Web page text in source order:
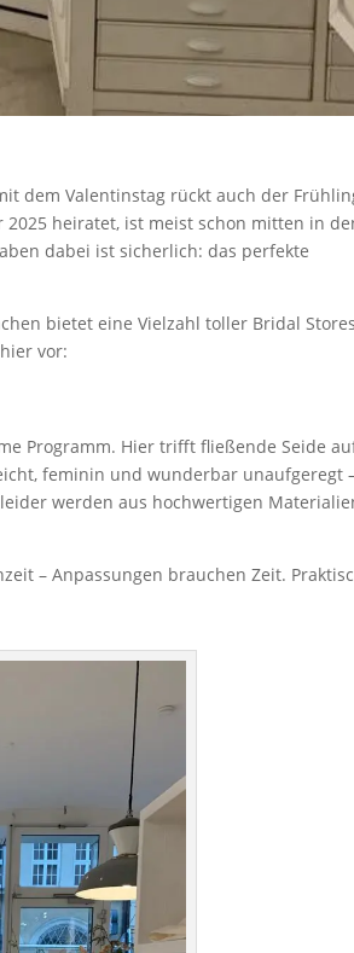
dem Valentinstag rückt auch der
heiratet, ist meist schon mitten in
dabei ist sicherlich: das perfekte
bietet eine Vielzahl toller Bridal
vor:
Programm. Hier trifft fließende Seide
feminin und wunderbar unaufgeregt
werden aus hochwertigen
– Anpassungen brauchen Zeit.